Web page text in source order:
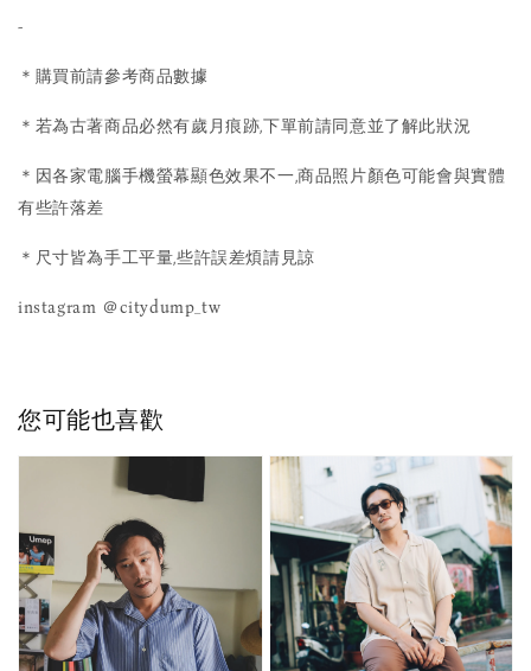
-
＊購買前請參考商品數據
＊若為古著商品必然有歲月痕跡,下單前請同意並了解此狀況
＊因各家電腦手機螢幕顯色效果不一,商品照片顏色可能會與實體
有些許落差
＊尺寸皆為手工平量,些許誤差煩請見諒
instagram ＠citydump_tw
您可能也喜歡